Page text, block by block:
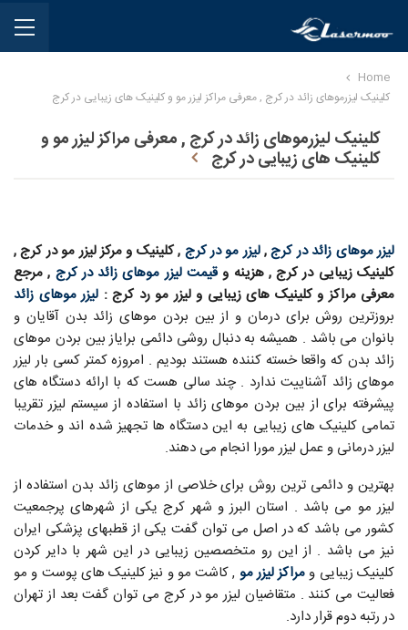
Home
کلینیک لیزرموهای زائد در کرج , معرفی مراکز لیزر مو و کلینیک های زیبایی در کرج
کلینیک لیزرموهای زائد در کرج , معرفی مراکز لیزر مو و
کلینیک های زیبایی در کرج
لیزر موهای زائد در کرج,لیزر مو در کرج , کلینیک و مرکز لیزر مو در کرج ,
کلینیک زیبایی در کرج , هزینه و قیمت لیزر موهای زائد در کرج , مرجع
معرفی مراکز و کلینیک های زیبایی و لیزر مو رد کرج : لیزر موهای زائد
بروزترین روش برای درمان و از بین بردن موهای زائد بدن آقایان و
بانوان می باشد . همیشه به دنبال روشی دائمی برایاز بین بردن موهای
زائد بدن که واقعا خسته کننده هستند بودیم . امروزه کمتر کسی بار لیزر
موهای زائد آشناییت ندارد . چند سالی هست که با ارائه دستگاه های
پیشرفته برای از بین بردن موهای زائد با استفاده از سیستم لیزر تقریبا
تمامی کلینیک های زیبایی به این دستگاه ها تجهیز شده اند و خدمات
لیزر درمانی و عمل لیزر مورا انجام می دهند.
بهترین و دائمی ترین روش برای خلاصی از موهای زائد بدن استفاده از
لیزر مو می باشد . استان البرز و شهر کرج یکی از شهرهای پرجمعیت
کشور می باشد که در اصل می توان گفت یکی از قطبهای پزشکی ایران
نیز می باشد . از این رو متخصصین زیبایی در این شهر با دایر کردن
کلینیک زیبایی ومراکز لیزر مو , کاشت مو و نیز کلینیک های پوست و مو
فعالیت می کنند . متقاضیان لیزر مو در کرج می توان گفت بعد از تهران
در رتبه دوم قرار دارد.